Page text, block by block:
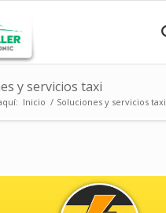
y servicios taxi
Inicio / Soluciones y servicios taxi